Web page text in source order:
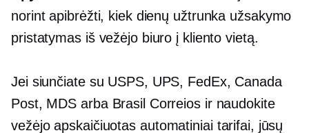
norint apibrėžti, kiek dienų užtrunka užsakymo
pristatymas iš vežėjo biuro į kliento vietą.
Jei siunčiate su USPS, UPS, FedEx, Canada
Post, MDS arba Brasil Correios ir naudokite
vežėjo apskaičiuotas automatiniai tarifai, jūsų